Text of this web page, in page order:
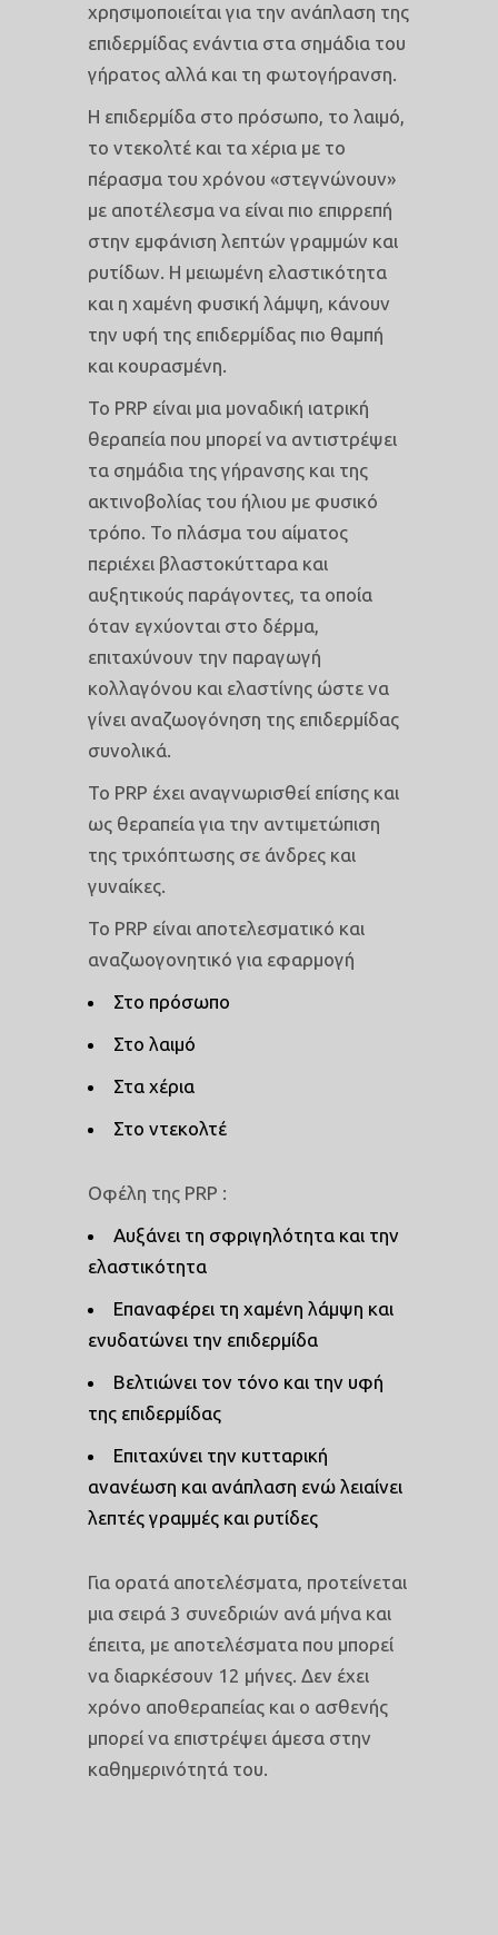
χρησιμοποιείται για την ανάπλαση της
επιδερμίδας ενάντια στα σημάδια του
γήρατος αλλά και τη φωτογήρανση.
Η επιδερμίδα στο πρόσωπο, το λαιμό,
το ντεκολτέ και τα χέρια με το
πέρασμα του χρόνου «στεγνώνουν»
με αποτέλεσμα να είναι πιο επιρρεπή
στην εμφάνιση λεπτών γραμμών και
ρυτίδων. Η μειωμένη ελαστικότητα
και η χαμένη φυσική λάμψη, κάνουν
την υφή της επιδερμίδας πιο θαμπή
και κουρασμένη.
Το PRP είναι μια μοναδική ιατρική
θεραπεία που μπορεί να αντιστρέψει
τα σημάδια της γήρανσης και της
ακτινοβολίας του ήλιου με φυσικό
τρόπο. Το πλάσμα του αίματος
περιέχει βλαστοκύτταρα και
αυξητικούς παράγοντες, τα οποία
όταν εγχύονται στο δέρμα,
επιταχύνουν την παραγωγή
κολλαγόνου και ελαστίνης ώστε να
γίνει αναζωογόνηση της επιδερμίδας
συνολικά.
Το PRP έχει αναγνωρισθεί επίσης και
ως θεραπεία για την αντιμετώπιση
της τριχόπτωσης σε άνδρες και
γυναίκες.
Το PRP είναι αποτελεσματικό και
αναζωογονητικό για εφαρμογή
Στο πρόσωπο
Στο λαιμό
Στα χέρια
Στο ντεκολτέ
Οφέλη της PRP :
Αυξάνει τη σφριγηλότητα και την
ελαστικότητα
Επαναφέρει τη χαμένη λάμψη και
ενυδατώνει την επιδερμίδα
Βελτιώνει τον τόνο και την υφή
της επιδερμίδας
Επιταχύνει την κυτταρική
ανανέωση και ανάπλαση ενώ λειαίνει
λεπτές γραμμές και ρυτίδες
Για ορατά αποτελέσματα, προτείνεται
μια σειρά 3 συνεδριών ανά μήνα και
έπειτα, με αποτελέσματα που μπορεί
να διαρκέσουν 12 μήνες. Δεν έχει
χρόνο αποθεραπείας και ο ασθενής
μπορεί να επιστρέψει άμεσα στην
καθημερινότητά του.